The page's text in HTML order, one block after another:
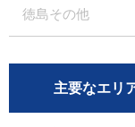
徳島その他
主要なエリ